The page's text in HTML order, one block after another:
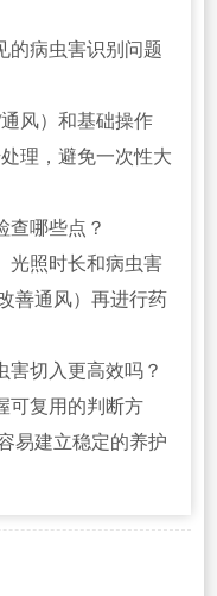
的病虫害识别问题
风）和基础操作
理，避免一次性大
查哪些点？
光照时长和病虫害
善通风）再进行药
害切入更高效吗？
可复用的判断方
易建立稳定的养护